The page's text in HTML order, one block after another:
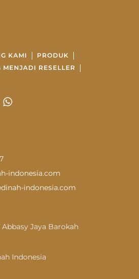
KAMI
PRODUK
MENJADI RESELLER
indonesia.com
indonesia.com
Jaya Barokah
Indonesia